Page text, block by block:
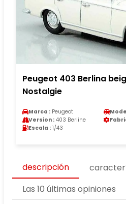
Peugeot 403 Berlina
Nostalgie
Marca : Peugeot
Version : 403 Berline
Escala : 1/43
descripción
Las 10 últimas opiniones